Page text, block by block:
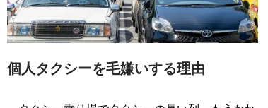
個人タクシーを毛嫌いする理由